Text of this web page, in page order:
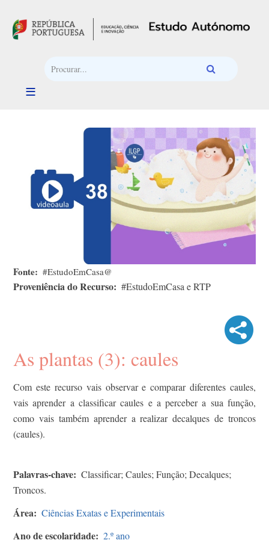
Fonte #EstudoEmCasa@
Proveniência do Recurso #EstudoEmCasa e RTP
As plantas (3): caules
Com este recurso vais observar e comparar diferentes caules,
vais aprender a classificar caules e a perceber a sua função,
como vais também aprender a realizar decalques de troncos
(caules).
Palavras-chave
Classificar; Caules; Função; Decalques;
Troncos.
Área Ciências Exatas e Experimentais
Ano de escolaridade 2.º ano